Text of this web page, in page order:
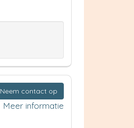
Neem contact op
Meer informatie